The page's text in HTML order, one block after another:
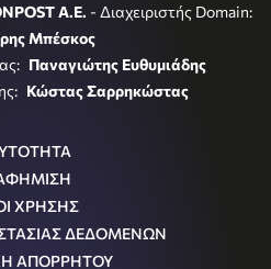
A.E. - Διαχειριστής Domain:
Μπέσκος
Παναγιώτης Ευθυμιάδης
Κώστας Σαρρηκώστας
ΧΡΗΣΗΣ
ΔΕΔΟΜΕΝΩΝ
ΑΠΟΡΡΗΤΟΥ